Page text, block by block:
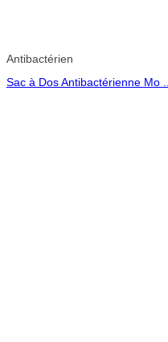
Antibactérien
Sac à Dos Antibactérienne Mo ...